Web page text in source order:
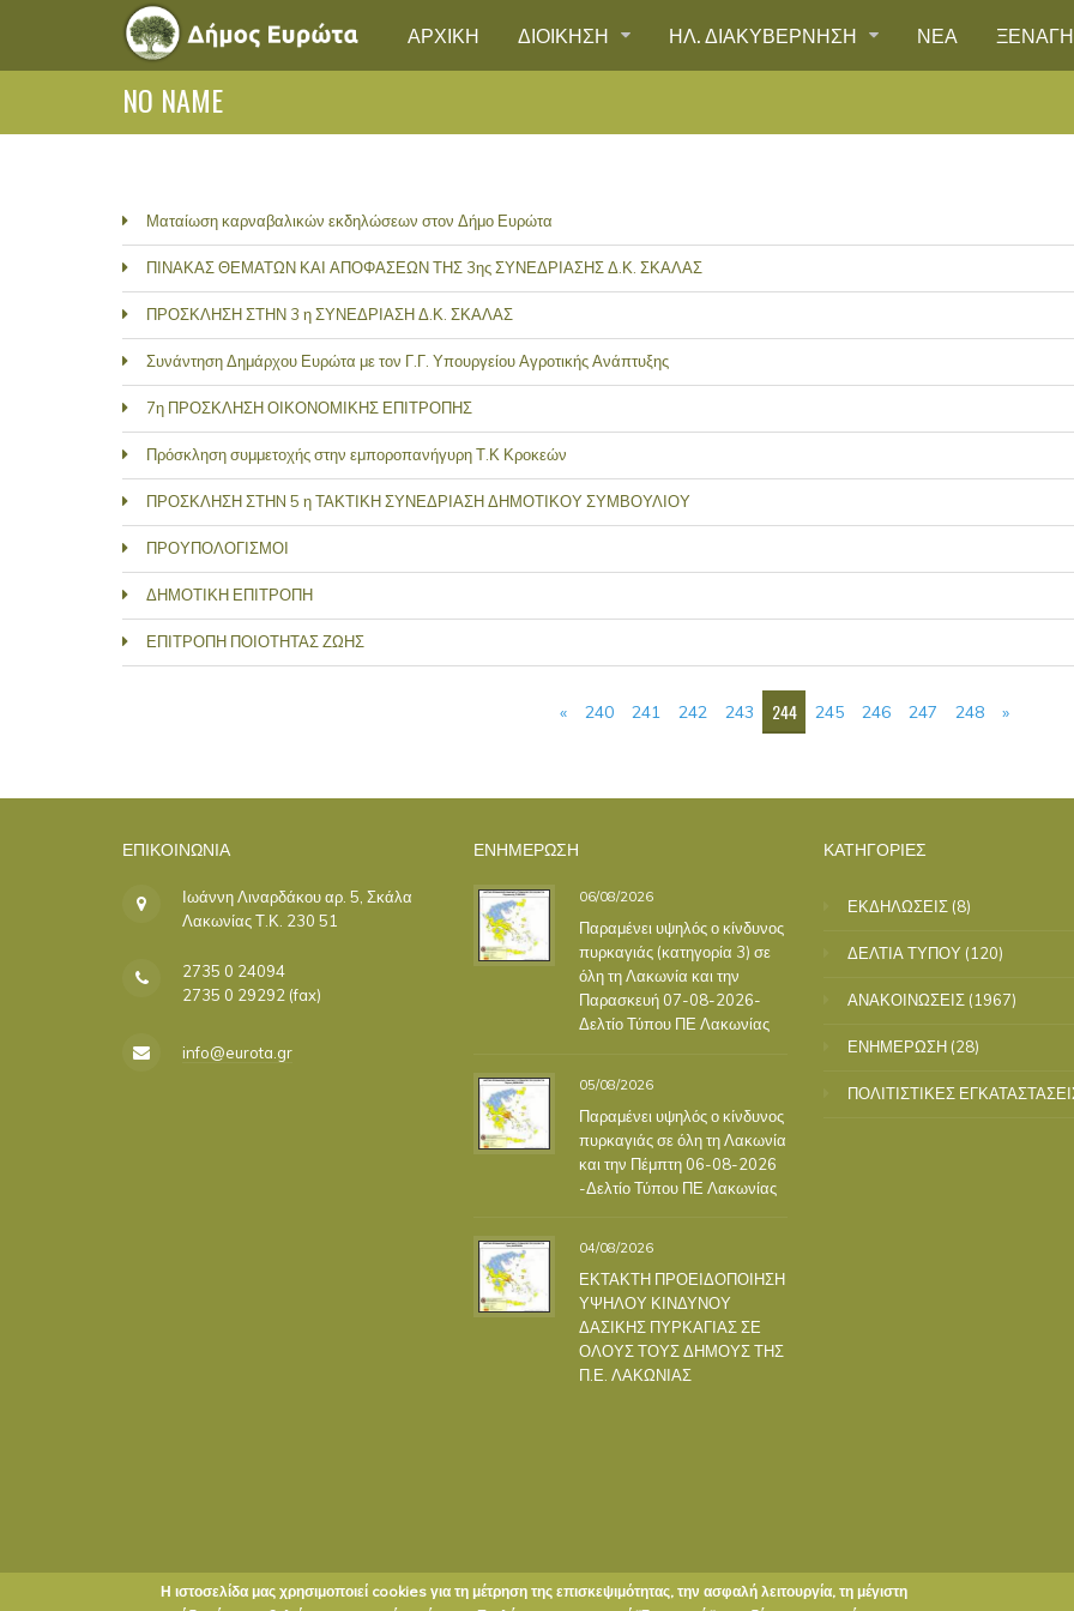
ΑΡΧΙΚΗ ΔΙΟΙΚΗΣΗ ΗΛ. ΔΙΑΚΥΒΕΡΝΗΣΗ ΝΕΑ
NO NAME
Ματαίωση καρναβαλικών εκδηλώσεων στον Δήμο Ευρώτα
ΠΙΝΑΚΑΣ ΘΕΜΑΤΩΝ ΚΑΙ ΑΠΟΦΑΣΕΩΝ ΤΗΣ 3ης ΣΥΝΕΔΡΙΑΣΗΣ Δ.Κ. ΣΚΑΛΑΣ
ΠΡΟΣΚΛΗΣΗ ΣΤΗΝ 3 η ΣΥΝΕΔΡΙΑΣΗ Δ.Κ. ΣΚΑΛΑΣ
Συνάντηση Δημάρχου Ευρώτα με τον Γ.Γ. Υπουργείου Αγροτικής Ανάπτυξης
7η ΠΡΟΣΚΛΗΣΗ ΟΙΚΟΝΟΜΙΚΗΣ ΕΠΙΤΡΟΠΗΣ
Πρόσκληση συμμετοχής στην εμποροπανήγυρη Τ.Κ Κροκεών
ΠΡΟΣΚΛΗΣΗ ΣΤΗN 5 η ΤΑΚΤΙΚΗ ΣΥΝΕΔΡΙΑΣΗ ΔΗΜΟΤΙΚΟΥ ΣΥΜΒΟΥΛΙΟΥ
ΠΡΟΥΠΟΛΟΓΙΣΜΟΙ
ΔΗΜΟΤΙΚΗ ΕΠΙΤΡΟΠΗ
ΕΠΙΤΡΟΠΗ ΠΟΙΟΤΗΤΑΣ ΖΩΗΣ
« 240 241 242 243 244 245 246 247 248 »
ΕΠΙΚΟΙΝΩΝΊΑ
Ιωάννη Λιναρδάκου αρ. 5, Σκάλα
Λακωνίας Τ.Κ. 230 51
2735 0 24094
2735 0 29292 (fax)
info@eurota.gr
ΕΝΗΜΕΡΩΣΗ
06/08/2026
Παραμένει υψηλός ο κίνδυνος
πυρκαγιάς (κατηγορία 3) σε
όλη τη Λακωνία και την
Παρασκευή 07-08-2026-
Δελτίο Τύπου ΠΕ Λακωνίας
05/08/2026
Παραμένει υψηλός ο κίνδυνος
πυρκαγιάς σε όλη τη Λακωνία
και την Πέμπτη 06-08-2026
-Δελτίο Τύπου ΠΕ Λακωνίας
04/08/2026
ΕΚΤΑΚΤΗ ΠΡΟΕΙΔΟΠΟΙΗΣΗ
ΥΨΗΛΟΥ ΚΙΝΔΥΝΟΥ
ΔΑΣΙΚΗΣ ΠΥΡΚΑΓΙΑΣ ΣΕ
ΟΛΟΥΣ ΤΟΥΣ ΔΗΜΟΥΣ ΤΗΣ
Π.Ε. ΛΑΚΩΝΙΑΣ
ΚΑΤΗΓΟΡΙΕΣ
ΕΚΔΗΛΩΣΕΙΣ (8)
ΔΕΛΤΙΑ ΤΥΠΟΥ (120)
ΑΝΑΚΟΙΝΩΣΕΙΣ (1967)
ΕΝΗΜΕΡΩΣΗ (28)
ΠΟΛΙΤΙΣΤΙΚΕΣ
Η ιστοσελίδα μας χρησιμοποιεί cookies για τη μέτρηση της επισκεψιμότητας, την ασφαλή λειτουργία, τη μέγιστη